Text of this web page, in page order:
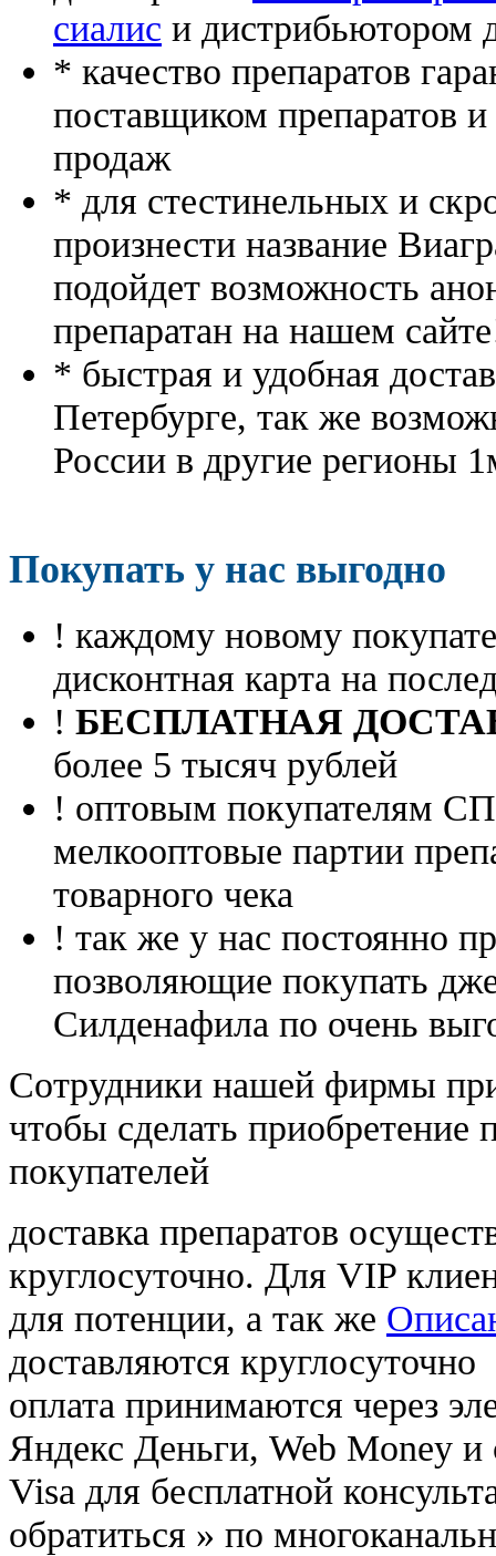
сиалис и дистрибьютором
* качество препаратов
поставщиком препаратов
продаж
* для стестинельных и
произнести название
подойдет возможность
препаратан на нашем
* быстрая и удобная
Петербурге, так же
России в другие регионы
Покупать у нас выгодно
! каждому новому
дисконтная карта на
! БЕСПЛАТНАЯ
более 5 тысяч рублей
! оптовым покупателям
мелкооптовые партии
товарного чека
! так же у нас постоянно
позволяющие покупать
Силденафила по очень
Cотрудники нашей фирмы
чтобы сделать приобретение
покупателей
доставка препаратов
круглосуточно. Для VIP
для потенции, а так же
доставляются круглосуточно
оплата принимаются через
Яндекс Деньги, Web Money и
Visa для бесплатной
обратиться » по